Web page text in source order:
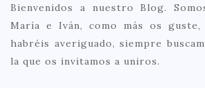
Bienvenidos a nuestro Blog.
María e Iván, como más os
habréis averiguado, siempre
la que os invitamos a uniros.